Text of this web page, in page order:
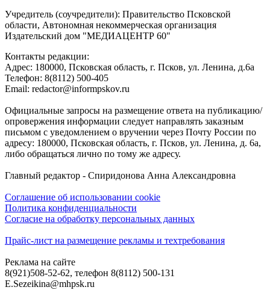
Учредитель (соучредители): Правительство Псковской
области, Автономная некоммерческая организация
Издательский дом "МЕДИАЦЕНТР 60"
Контакты редакции:
Адреc: 180000, Псковская область, г. Псков, ул. Ленина, д.6а
Телефон: 8(8112) 500-405
Email: redactor@informpskov.ru
Официальные запросы на размещение ответа на публикацию/
опровержения информации следует направлять заказным
письмом с уведомлением о вручении через Почту России по
адресу: 180000, Псковская область, г. Псков, ул. Ленина, д. 6а,
либо обращаться лично по тому же адресу.
Главный редактор - Спиридонова Анна Александровна
Соглашение об использовании cookie
Политика конфиденциальности
Согласие на обработку персональных данных
Прайс-лист на размещение рекламы и техтребования
Реклама на сайте
8(921)508-52-62, телефон 8(8112) 500-131
E.Sezeikina@mhpsk.ru